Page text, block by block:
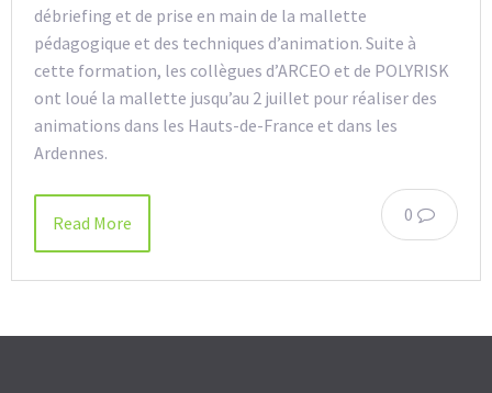
débriefing et de prise en main de la mallette
pédagogique et des techniques d’animation. Suite à
cette formation, les collègues d’ARCEO et de POLYRISK
ont loué la mallette jusqu’au 2 juillet pour réaliser des
animations dans les Hauts-de-France et dans les
Ardennes.
0
Read More